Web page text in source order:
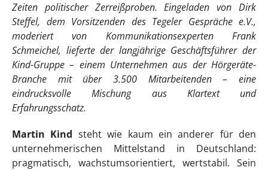
Zeiten politischer Zerreißproben. Eingeladen von Dirk
Steffel, dem Vorsitzenden des Tegeler Gespräche e.V.,
moderiert von Kommunikationsexperten Frank
Schmeichel, lieferte der langjährige Geschäftsführer der
Kind-Gruppe – einem Unternehmen aus der Hörgeräte-
Branche mit über 3.500 Mitarbeitenden – eine
eindrucksvolle Mischung aus Klartext und
Erfahrungsschatz.
Martin Kind steht wie kaum ein anderer für den
unternehmerischen Mittelstand in Deutschland:
pragmatisch, wachstumsorientiert, wertstabil. Sein